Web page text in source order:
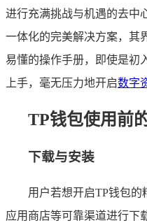
进行充满挑战与机遇的去中
一体化的完美解决方案，其
易懂的操作手册，即使是初
上手，毫无压力地开启数字
TP钱包使用前
下载与安装
用户若想开启TP钱包
应用商店等可靠渠道进行下